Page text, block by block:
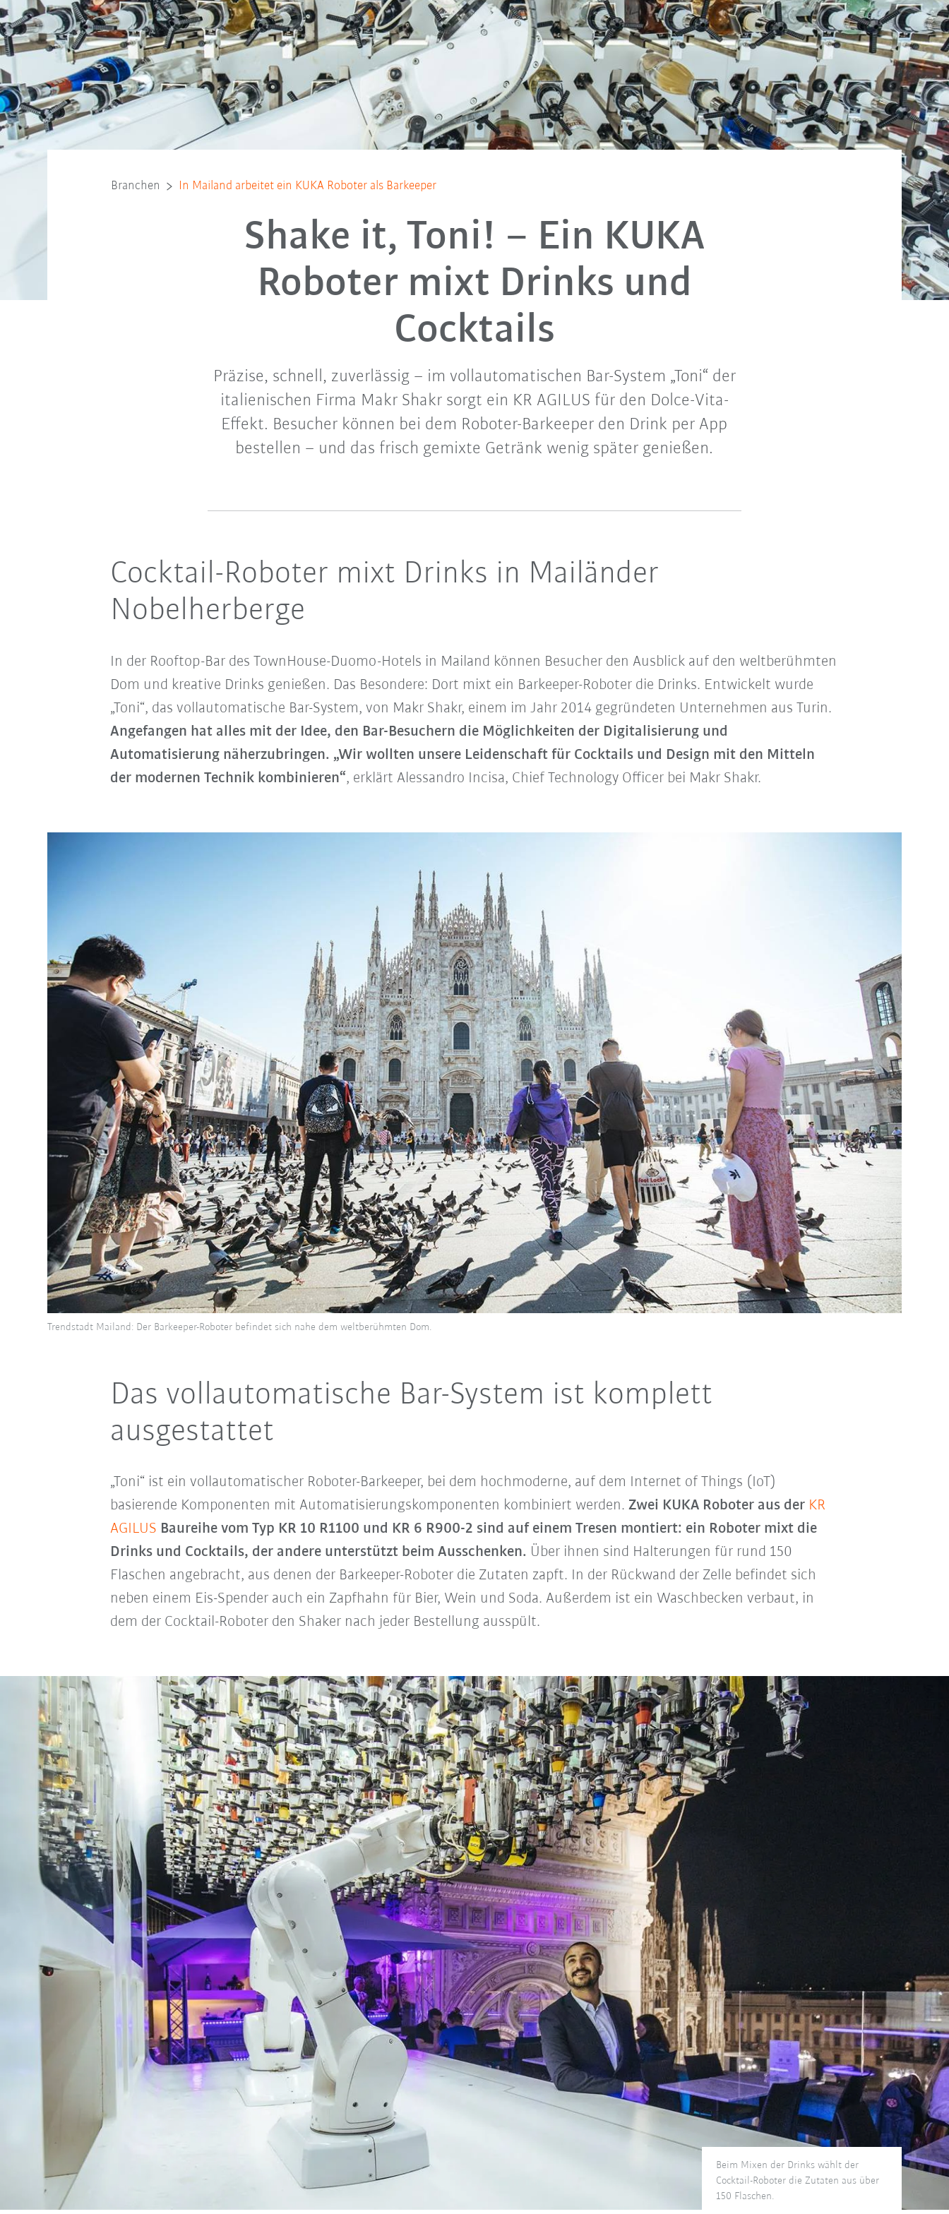
Branchen In Mailand arbeitet ein KUKA Roboter als Barkeeper
Shake it, Toni! – Ein KUKA
Roboter mixt Drinks und
Cocktails
Präzise, schnell, zuverlässig – im vollautomatischen Bar-System „Toni“ der
italienischen Firma Makr Shakr sorgt ein KR AGILUS für den Dolce-Vita-
Effekt. Besucher können bei dem Roboter-Barkeeper den Drink per App
bestellen – und das frisch gemixte Getränk wenig später genießen.
Cocktail-Roboter mixt Drinks in Mailänder
Nobelherberge
In der Rooftop-Bar des TownHouse-Duomo-Hotels in Mailand können Besucher den Ausblick auf den weltberühmten
Dom und kreative Drinks genießen. Das Besondere: Dort mixt ein Barkeeper-Roboter die Drinks. Entwickelt wurde
„Toni“, das vollautomatische Bar-System, von Makr Shakr, einem im Jahr 2014 gegründeten Unternehmen aus Turin.
Angefangen hat alles mit der Idee, den Bar-Besuchern die Möglichkeiten der Digitalisierung und
Automatisierung näherzubringen. „Wir wollten unsere Leidenschaft für Cocktails und Design mit den Mitteln
der modernen Technik kombinieren“, erklärt Alessandro Incisa, Chief Technology Officer bei Makr Shakr.
Trendstadt Mailand: Der Barkeeper-Roboter befindet sich nahe dem weltberühmten Dom.
Das vollautomatische Bar-System ist komplett
ausgestattet
„Toni“ ist ein vollautomatischer Roboter-Barkeeper, bei dem hochmoderne, auf dem Internet of Things (IoT)
basierende Komponenten mit Automatisierungskomponenten kombiniert werden. Zwei KUKA Roboter aus der KR
AGILUS Baureihe vom Typ KR 10 R1100 und KR 6 R900-2 sind auf einem Tresen montiert: ein Roboter mixt die
Drinks und Cocktails, der andere unterstützt beim Ausschenken. Über ihnen sind Halterungen für rund 150
Flaschen angebracht, aus denen der Barkeeper-Roboter die Zutaten zapft. In der Rückwand der Zelle befindet sich
neben einem Eis-Spender auch ein Zapfhahn für Bier, Wein und Soda. Außerdem ist ein Waschbecken verbaut, in
dem der Cocktail-Roboter den Shaker nach jeder Bestellung ausspült.
Beim Mixen der Drinks wählt der
Cocktail-Roboter die Zutaten aus über
150 Flaschen.